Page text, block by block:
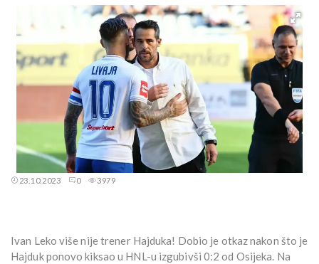
23.10.2023 0 3979
Ivan Leko više nije trener Hajduka! Dobio je otkaz nakon što je
Hajduk ponovo kiksao u HNL-u izgubivši 0:2 od Osijeka. Na